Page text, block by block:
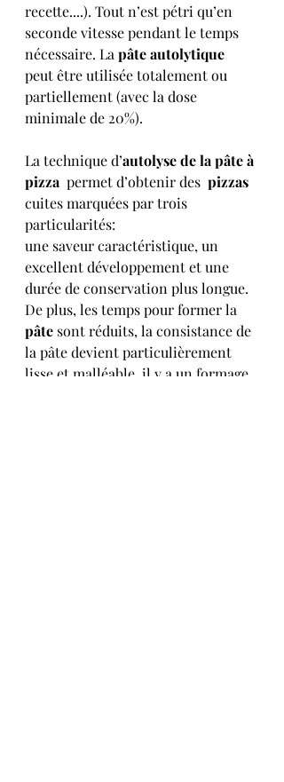
recette....). Tout n’est pétri qu’en
seconde vitesse pendant le temps
nécessaire. La pâte autolytique
peut être utilisée totalement ou
partiellement (avec la dose
minimale de 20%).
La technique d’autolyse de la pâte à
pizza permet d’obtenir des pizzas
cuites marquées par trois
particularités:
une saveur caractéristique, un
excellent développement et une
durée de conservation plus longue.
De plus, les temps pour former la
pâte sont réduits, la consistance de
la pâte devient particulièrement
lisse et malléable, il y a un formage